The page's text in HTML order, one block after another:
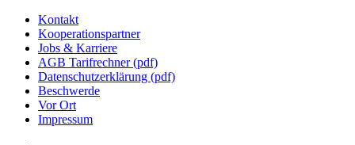
Kontakt
Kooperationspartner
Jobs & Karriere
AGB Tarifrechner (pdf)
Datenschutzerklärung (pdf)
Beschwerde
Vor Ort
Impressum